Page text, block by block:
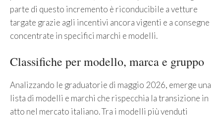
parte di questo incremento è riconducibile a vetture
targate grazie agli incentivi ancora vigenti e a consegne
concentrate in specifici marchi e modelli.
Classifiche per modello, marca e gruppo
Analizzando le graduatorie di maggio 2026, emerge una
lista di modelli e marchi che rispecchia la transizione in
atto nel mercato italiano. Tra i modelli più venduti